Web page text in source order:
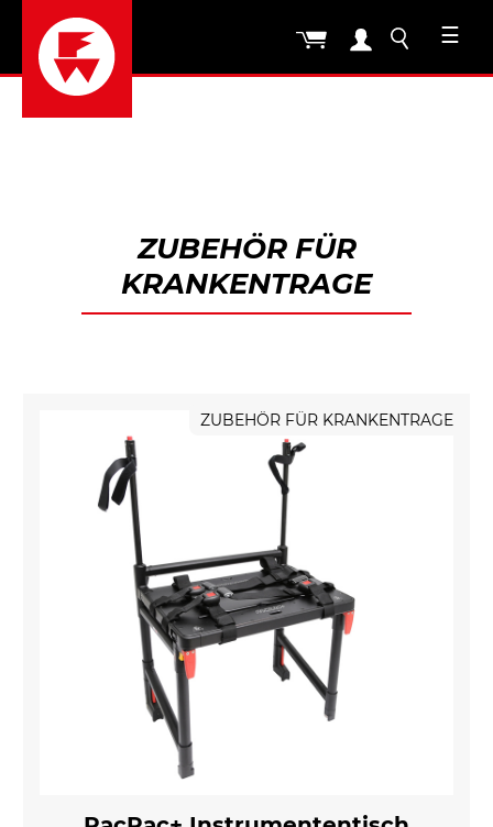
☰
ZUBEHÖR FÜR
KRANKENTRAGE
ZUBEHÖR FÜR KRANKENTRAGE